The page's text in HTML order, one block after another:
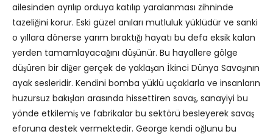
ailesinden ayrılıp orduya katılıp yaralanması zihninde
tazeliğini korur. Eski güzel anıları mutluluk yüklüdür ve sanki
o yıllara dönerse yarım bıraktığı hayatı bu defa eksik kalan
yerden tamamlayacağını düşünür. Bu hayallere gölge
düşüren bir diğer gerçek de yaklaşan İkinci Dünya Savaşının
ayak sesleridir. Kendini bomba yüklü uçaklarla ve insanların
huzursuz bakışları arasında hissettiren savaş, sanayiyi bu
yönde etkilemiş ve fabrikalar bu sektörü besleyerek savaş
eforuna destek vermektedir. George kendi oğlunu bu